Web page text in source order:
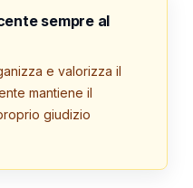
sempre al
e valorizza il
mantiene il
giudizio